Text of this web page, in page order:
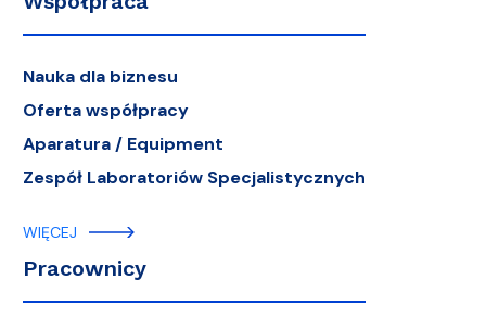
Nauka dla biznesu
Oferta współpracy
Aparatura / Equipment
Zespół Laboratoriów Specjalistycznych
WIĘCEJ
Pracownicy